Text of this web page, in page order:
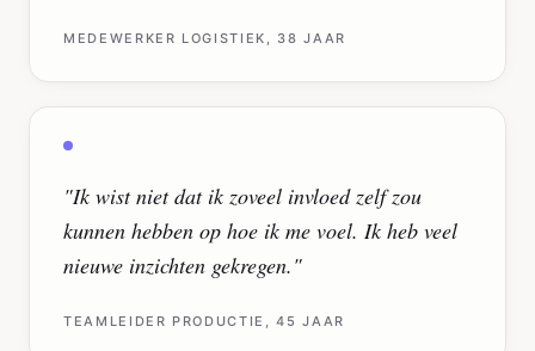
MEDEWERKER LOGISTIEK, 38 JAAR
"Ik wist niet dat ik zoveel invloed zelf zou
kunnen hebben op hoe ik me voel. Ik heb veel
nieuwe inzichten gekregen."
TEAMLEIDER PRODUCTIE, 45 JAAR